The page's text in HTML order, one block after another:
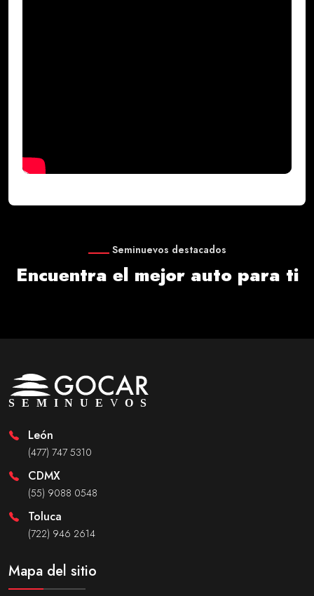
Seminuevos destacados
Encuentra el mejor auto para ti
León
(477) 747 5310
CDMX
(55) 9088 0548
Toluca
(722) 946 2614
Mapa del sitio